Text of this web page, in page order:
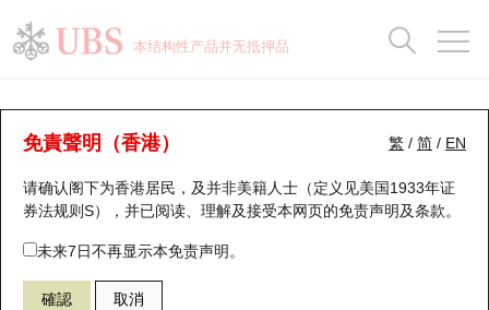
本结构性产品并无抵押品
繁 / 简 / EN
免責聲明（香港）
请确认阁下为香港居民，及并非美籍人士（定义见美国1933年证
券法规则S），并已阅读、理解及接受本网页的免责声明及条款。
未来7日不再显示本免责声明。
確認 取消
认股证分析仪
表现 街货统计 比较
29594 瑞银认购 1888 建滔积层板
瑞银认股证一览
新发行瑞银认股证
即将到期认股证
认股证到期结算价查找
街货统计
比较
牛熊全景快搜
牛熊证搜寻
牛熊证街货分布图
正股牛熊证列表
街货统计
比较
十大升幅/跌幅
十大认股证成交分布
十天股证占大市成交
资金流
正股分析仪
二十大活跃股份
恒指成份股
国指成份股
持股比重
显示所有持股比重
每月轮证大市专题
轮证专栏
讲座及教育短片
认股证投资者教育